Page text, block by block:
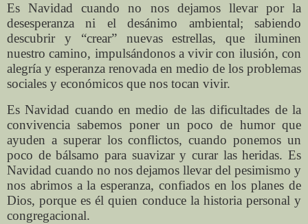
Es Navidad cuando no nos dejamos llevar por la
desesperanza ni el desánimo ambiental; sabiendo
descubrir y “crear” nuevas estrellas, que iluminen
nuestro camino, impulsándonos a vivir con ilusión, con
alegría y esperanza renovada en medio de los problemas
sociales y económicos que nos tocan vivir.
Es Navidad cuando en medio de las dificultades de la
convivencia sabemos poner un poco de humor que
ayuden a superar los conflictos, cuando ponemos un
poco de bálsamo para suavizar y curar las heridas. Es
Navidad cuando no nos dejamos llevar del pesimismo y
nos abrimos a la esperanza, confiados en los planes de
Dios, porque es él quien conduce la historia personal y
congregacional.